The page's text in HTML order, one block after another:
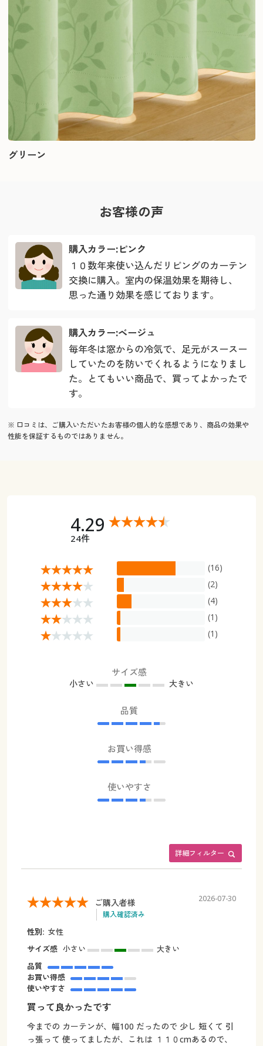
グリーン
お客様の声
購入カラー:ピンク
１０数年来使い込んだリビングのカーテン
交換に購入。室内の保温効果を期待し、
思った通り効果を感じております。
購入カラー:ベージュ
毎年冬は窓からの冷気で、足元がスースー
していたのを防いでくれるようになりまし
た。とてもいい商品で、買ってよかったで
す。
※ 口コミは、ご購入いただいたお客様の個人的な感想であり、商品の効果や
性能を保証するものではありません。
4.29
24件
(16)
(2)
(4)
(1)
(1)
サイズ感
小さい 大きい
品質
お買い得感
使いやすさ
詳細フィルター
ご購入者様
購入確認済み
2026-07-30
性別: 女性
サイズ感 小さい
大きい
品質
お買い得感
使いやすさ
買って良かったです
今までの カーテンが、幅100 だったので 少し 短くて 引
っ張って 使ってましたが、これは １１０cmあるので、